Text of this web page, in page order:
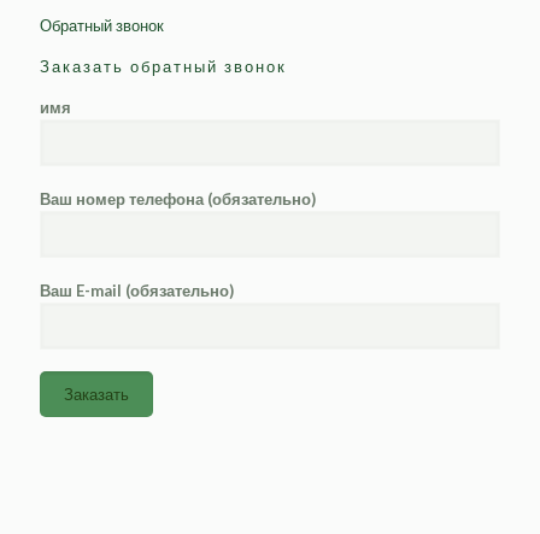
Обратный звонок
Заказать обратный звонок
имя
Ваш номер телефона (обязательно)
Ваш E-mail (обязательно)